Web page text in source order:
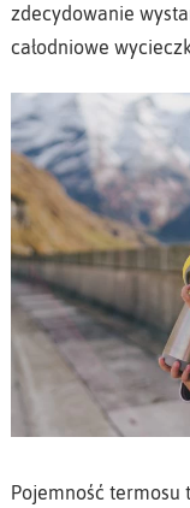
zdecydowanie
całodniowe
Pojemność